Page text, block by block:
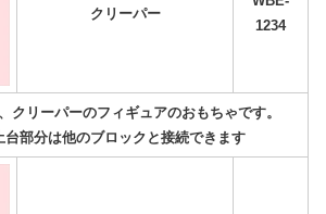
クリーパー
1234
クリーパーのフィギュアのおもちゃです。
台部分は他のブロックと接続できます